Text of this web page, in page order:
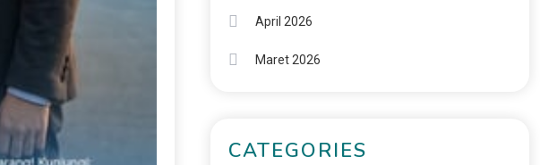
April 2026
Maret 2026
CATEGORIES